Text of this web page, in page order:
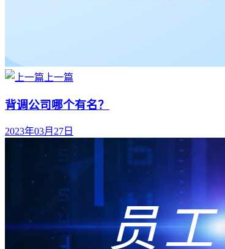
上一篇
背调公司哪个有名？
2023年03月27日